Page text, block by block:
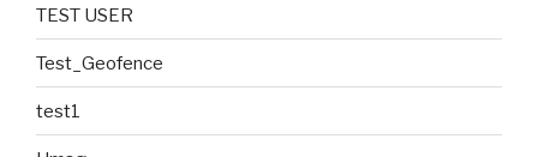
TEST USER
Test_Geofence
test1